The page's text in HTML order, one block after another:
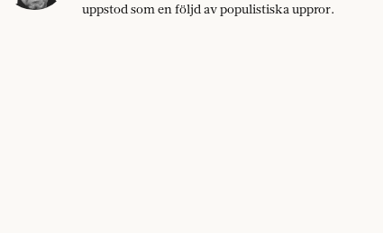
uppstod som en följd av populistiska uppror.